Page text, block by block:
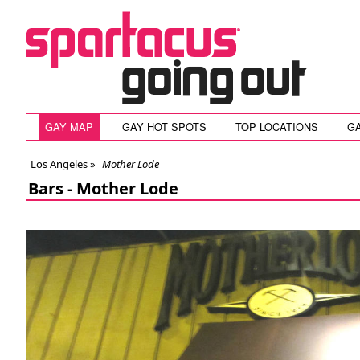
GAY MAP GAY HOT SPOTS TOP LOCATIONS
Los Angeles» Mother Lode
Bars - Mother Lode